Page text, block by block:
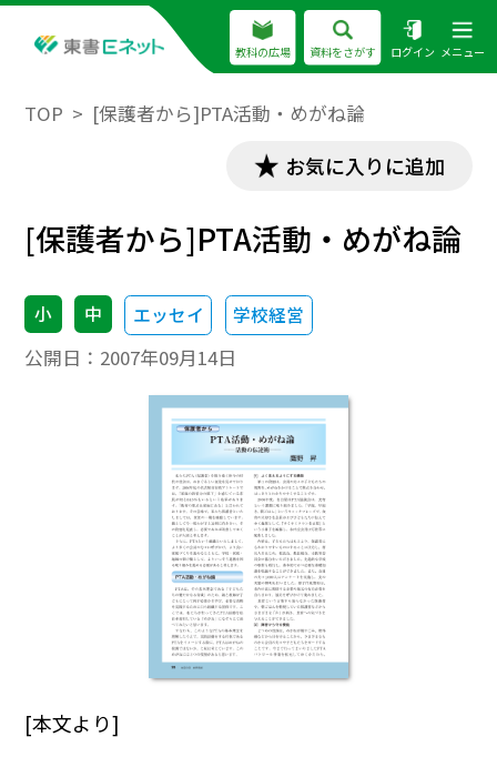
教科の広場 資料をさがす ログイン メニュー
TOP [保護者から]PTA活動・めがね論
お気に入りに追加
[保護者から]PTA活動・めがね論
小 中 エッセイ 学校経営
公開日： 2007年09月14日
[本文より]